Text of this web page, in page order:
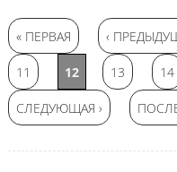
Страницы
« ПЕРВАЯ ‹
11 12 13 14
СЛЕДУЮЩАЯ ›